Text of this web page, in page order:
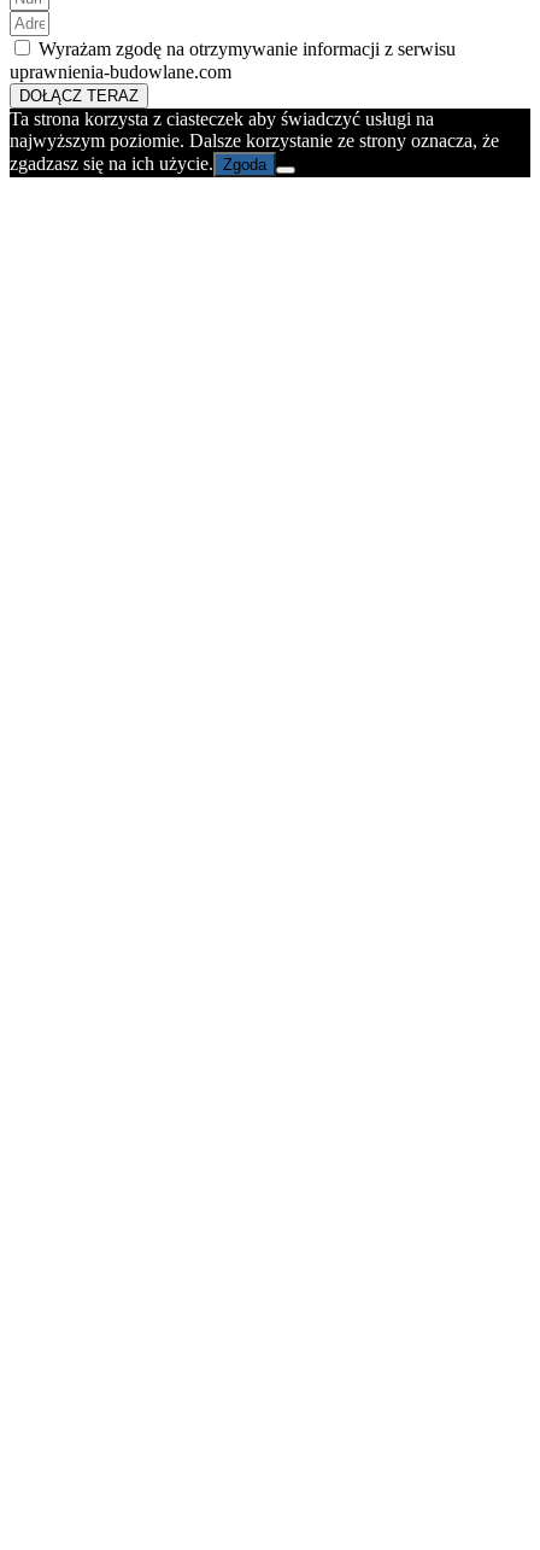
Wyrażam zgodę na otrzymywanie informacji z serwisu
uprawnienia-budowlane.com
DOŁĄCZ TERAZ
Ta strona korzysta z ciasteczek aby świadczyć usługi na
najwyższym poziomie. Dalsze korzystanie ze strony oznacza, że
zgadzasz się na ich użycie. Zgoda